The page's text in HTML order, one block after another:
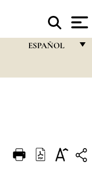
ESPAÑOL
DEUTSCH